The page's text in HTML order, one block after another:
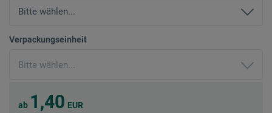
Verpackungseinheit
ab 1,40 EUR